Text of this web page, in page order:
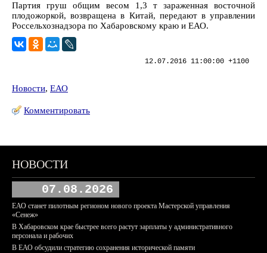
Партия груш общим весом 1,3 т зараженная восточной
плодожоркой, возвращена в Китай, передают в управлении
Россельхознадзора по Хабаровскому краю и ЕАО.
12.07.2016 11:00:00 +1100
Новости, ЕАО
Комментировать
НОВОСТИ
07.08.2026
ЕАО станет пилотным регионом нового проекта Мастерской управления
«Сенеж»
В Хабаровском крае быстрее всего растут зарплаты у административного
персонала и рабочих
В ЕАО обсудили стратегию сохранения исторической памяти